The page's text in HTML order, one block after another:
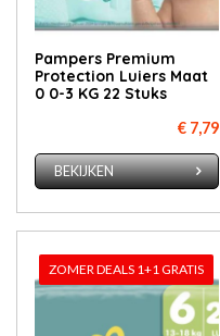
Pampers Premium
Protection Luiers Maat
0 0-3 KG 22 Stuks
€ 7,79
BEKIJKEN
ZOMER DEALS 1+1 GRATIS